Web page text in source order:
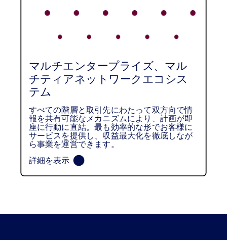
マルチエンタープライズ、マル
チティアネットワークエコシス
テム
すべての階層と取引先にわたって双方向で情
報を共有可能なメカニズムにより、計画が即
座に行動に直結。最も効率的な形でお客様に
サービスを提供し、収益最大化を徹底しなが
ら事業を運営できます。
詳細を表示